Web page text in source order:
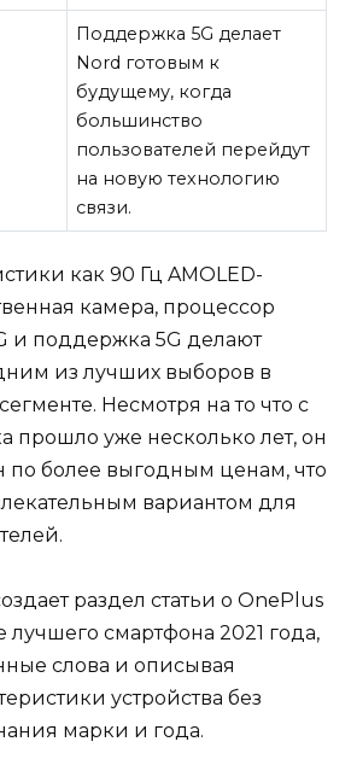
Поддержка 5G делает
Nord готовым к
будущему, когда
большинство
пользователей перейдут
на новую технологию
связи.
как 90 Гц AMOLED-
камера, процессор
и поддержка 5G делают
из лучших выборов в
Несмотря на то что с
прошло уже несколько лет, он
по более выгодным ценам, что
вариантом для
раздел статьи о OnePlus
лучшего смартфона 2021 года,
слова и описывая
устройства без
марки и года.